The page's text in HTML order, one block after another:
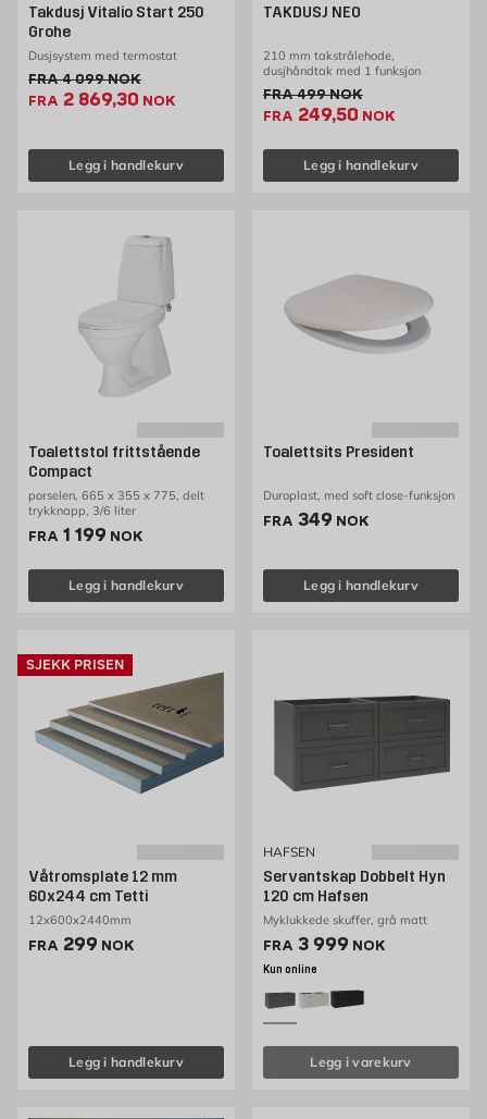
el- og belysning. Med en god dusj eller et badekar sammen med tente lys,
er alt lagt til rette for et hjemmespa hvor man kan få et avbrekk fra
hverdagen og nyte noen avslappende minutter eller timer.
Takdusj Vitalio Start 250
Grohe
Dusjsystem med termostat
FRAGammel pris 4099 NOK /stk
4 099NOK
FRA Ekstrapris 2869.3 NOK /stk
2 869,30 NOK
Legg i handlekurv
TAKDUSJ NEO
210 mm takstrålehode,
dusjhåndtak med 1 funksjon
FRAGammel pris 499 NOK /
499NOK
FRA Ekstrapris 249.5
249,50 NOK
Legg i handlekurv
Toalettstol frittstående
Compact
porselen, 665 x 355 x 775, delt
trykknapp, 3/6 liter
FRA Pris 1199 NOK /stk
1 199 NOK
Legg i handlekurv
Toalettsits President
Duroplast, med soft close-funksjon
FRA Pris 349 NOK /stk
349 NOK
Legg i handlekurv
SJEKK PRISEN
Våtromsplate 12 mm
60x244 cm Tetti
12x600x2440mm
FRA Pris 299 NOK /stk
299 NOK
Legg i handlekurv
HAFSEN
Servantskap Dobbelt Hyn
120 cm Hafsen
Myklukkede skuffer, grå matt
FRA Pris 3999 NOK /stk
3 999 NOK
Kun online
Legg i varekurv